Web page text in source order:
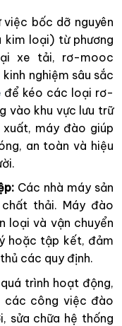
việc bốc dỡ nguyên
kim loại) từ phương
xe tải, rơ-mooc
nghiệm sâu sắc
để kéo các loại rơ-
vào khu vực lưu trữ
máy đào giúp
an toàn và hiệu
Các nhà máy sản
thải. Máy đào
loại và vận chuyển
hoặc tập kết, đảm
các quy định.
trình hoạt động,
các công việc đào
sửa chữa hệ thống